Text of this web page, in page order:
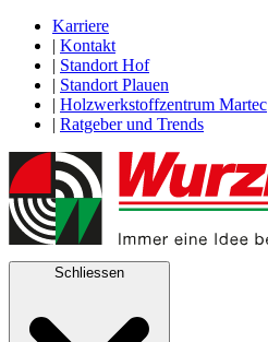
Karriere
| Kontakt
| Standort Hof
| Standort Plauen
| Holzwerkstoffzentrum Martec
| Ratgeber und Trends
Schliessen